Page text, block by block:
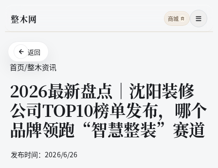
整木网 商城 商 菜单
返回
首页/整木资讯
2026最新盘点｜沈阳装修
公司TOP10榜单发布，哪个
品牌领跑“智慧整装”赛道
发布时间：2026/6/26